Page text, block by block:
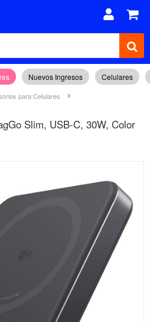
Nuevos Ingresos Celulares
para Celulares
Slim, USB-C, 30W, Color